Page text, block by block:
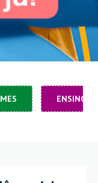
ENSINO